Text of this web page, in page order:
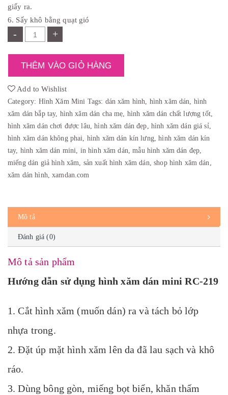
giấy ra.
6. Sấy khô bằng quạt gió
- +
THÊM VÀO GIỎ HÀNG
Add to Wishlist
Category: Hình Xăm Mini Tags: dán xăm hình, hình xăm dán, hình
xăm dán bắp tay, hình xăm dán cha mẹ, hình xăm dán chất lượng tốt,
hình xăm dán chơi được lâu,hình xăm dán đẹp, hình xăm dán giá sỉ,
hình xăm dán không phai, hình xăm dán kín lưng,hình xăm dán kín
tay, hình xăm dán mini, in hình xăm dán,mẫu hình xăm dán đẹp,
miếng dán giả hình xăm, sản xuất hình xăm dán,shop hình xăm dán,
xăm dán hình,xamdan.com
Mô tả
Đánh giá (0)
Mô tả sản phẩm
Hướng dẫn sử dụng hình xăm dán mini RC-219
1. Cắt hình xăm (muốn dán) ra và tách bỏ lớp
nhựa trong.
2. Đặt úp mặt hình xăm lên da đã lau sạch và khô
ráo.
3. Dùng bông gòn, miếng bọt biển, khăn thấm